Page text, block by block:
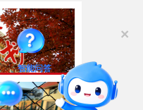
×
智能问答